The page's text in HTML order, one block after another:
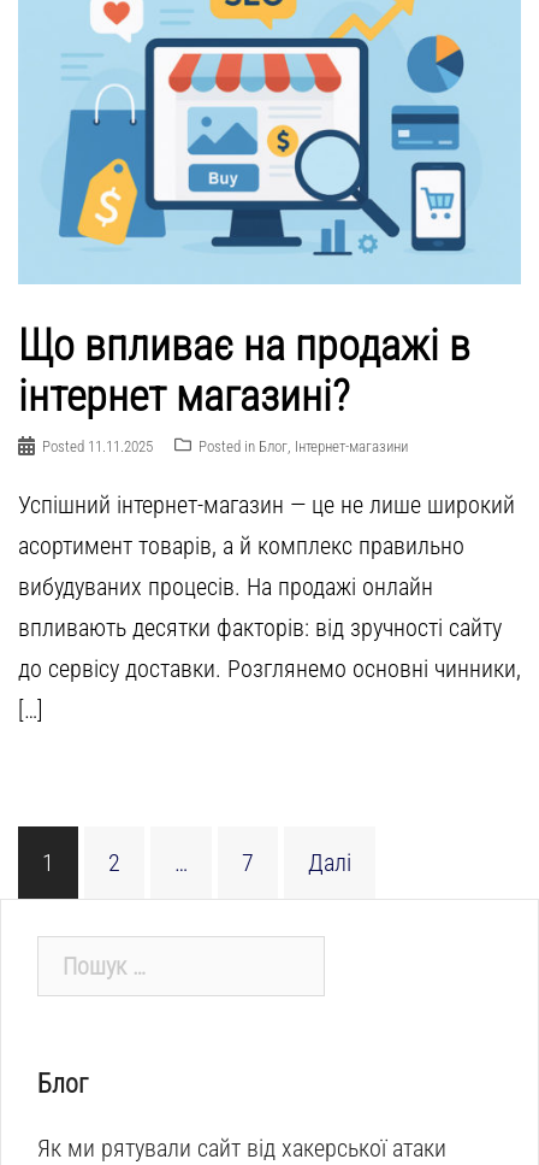
Що впливає на продажі в
інтернет магазині?
Posted 11.11.2025 Posted in Блог, Інтернет-магазини
Успішний інтернет-магазин — це не лише широкий
асортимент товарів, а й комплекс правильно
вибудуваних процесів. На продажі онлайн
впливають десятки факторів: від зручності сайту
до сервісу доставки. Розглянемо основні чинники,
[…]
записів
1 2 … 7 Далі
Пошук:
Блог
Як ми рятували сайт від хакерської атаки